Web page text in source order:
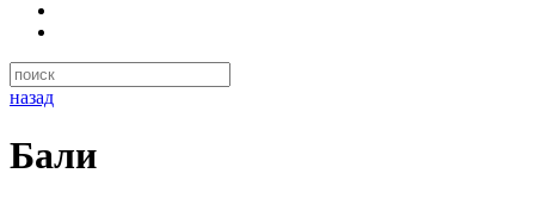
назад
Бали